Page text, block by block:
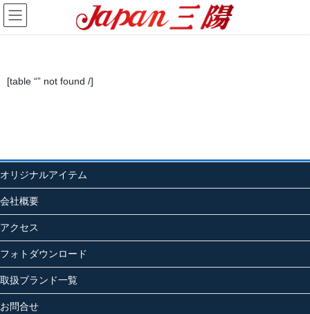
[table “” not found /]
オリジナルアイテム
会社概要
アクセス
フォトダウンロード
取扱ブランド一覧
お問合せ